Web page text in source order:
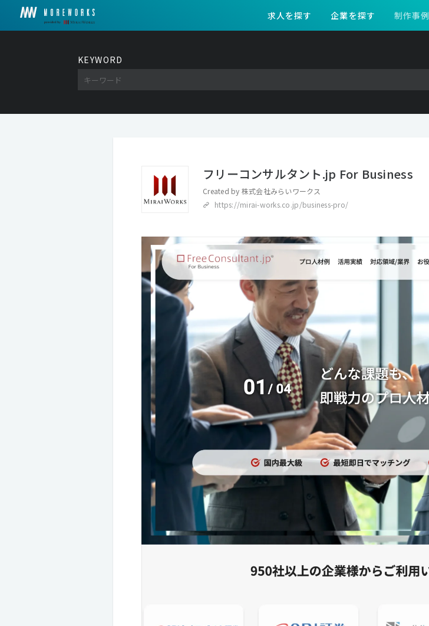
求人を探す 企業を探す 制作事例
KEYWORD
フリーコンサルタント.jp For Business
Created by 株式会社みらいワークス
https://mirai-works.co.jp/business-pro/